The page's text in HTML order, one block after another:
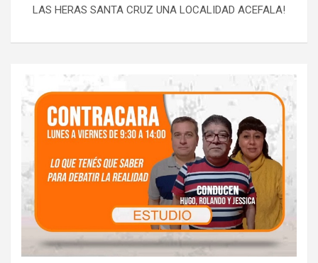
LAS HERAS SANTA CRUZ UNA LOCALIDAD ACEFALA!